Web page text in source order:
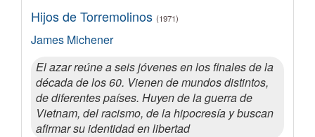
Hijos de Torremolinos (1971)
James Michener
El azar reúne a seis jóvenes en los finales de la
década de los 60. Vienen de mundos distintos,
de diferentes países. Huyen de la guerra de
Vietnam, del racismo, de la hipocresía y buscan
afirmar su identidad en libertad